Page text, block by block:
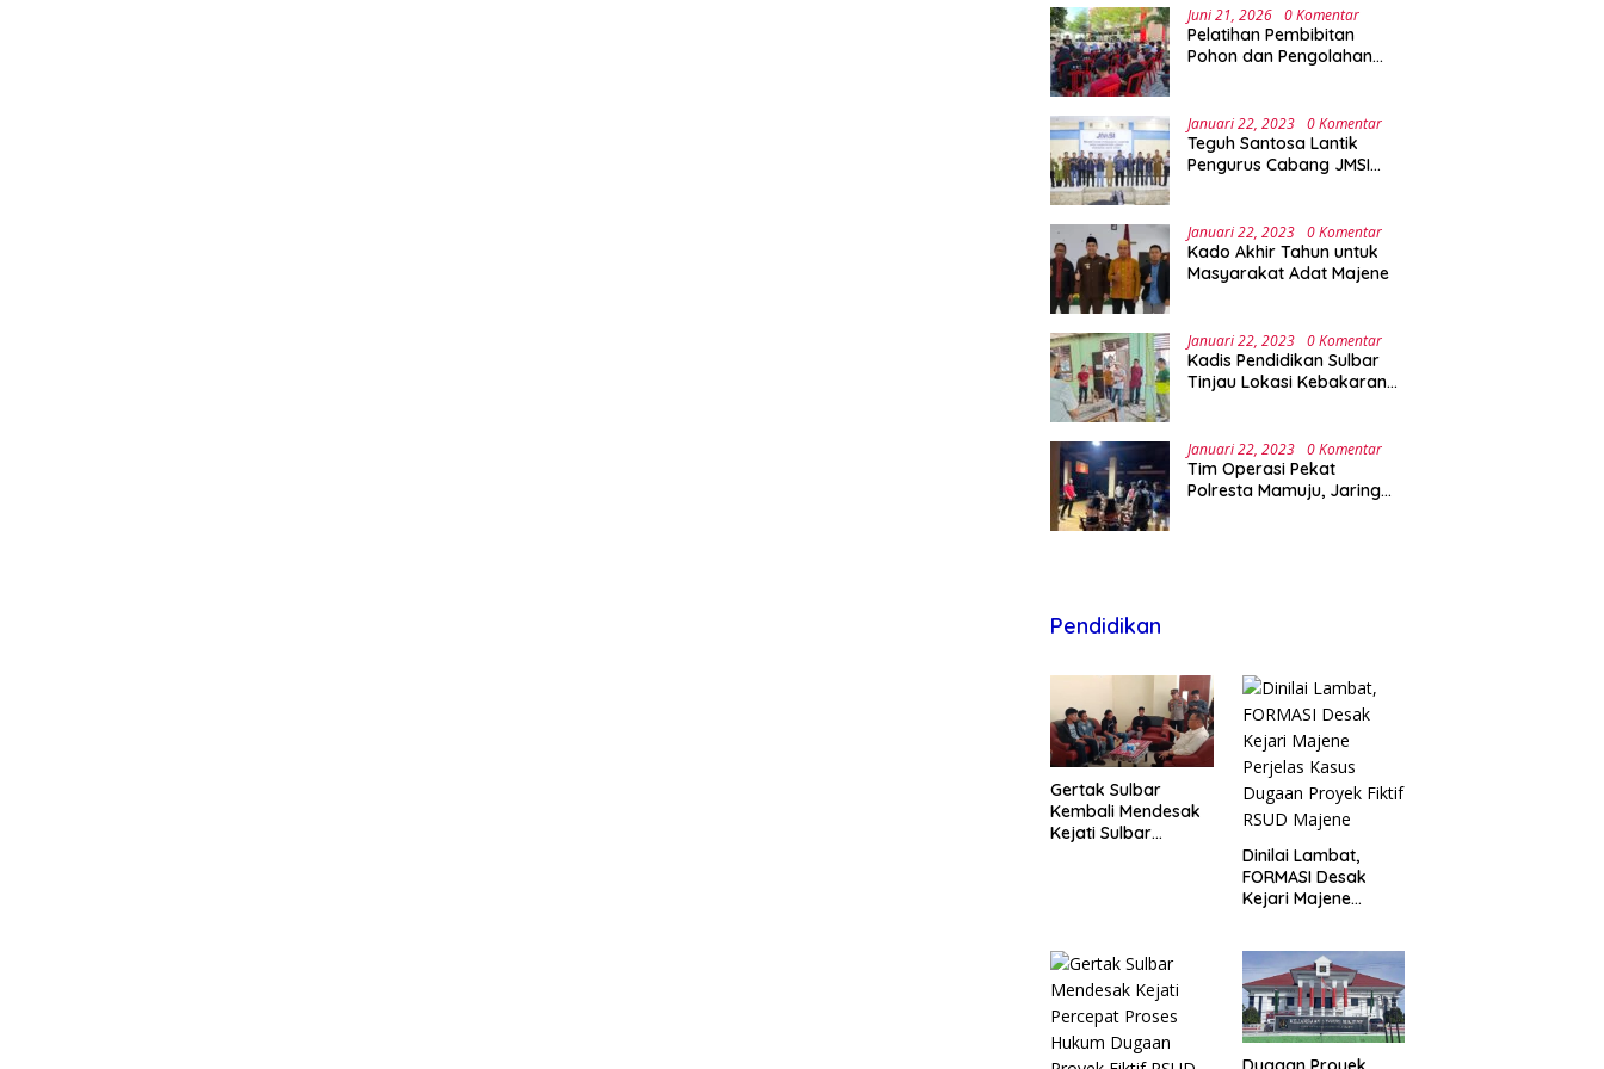
Juni 21, 2026 0 Komentar
Pelatihan Pembibitan
Pohon dan Pengolahan
Green Campus di UPA
Laboratorium Terpadu
Januari 22, 2023 0 Komentar
Teguh Santosa Lantik
Pengurus Cabang JMSI
Januari 22, 2023 0 Komentar
Kado Akhir Tahun untuk
Masyarakat Adat Majene
Januari 22, 2023 0 Komentar
Kadis Pendidikan Sulbar
Tinjau Lokasi Kebakaran
Januari 22, 2023 0 Komentar
Tim Operasi Pekat
Polresta Mamuju, Jaring
Pendidikan
Gertak Sulbar
Kembali Mendesak
Kejati Sulbar
Dinilai Lambat,
FORMASI Desak
Kejari Majene
Fiktif RSUD Majene